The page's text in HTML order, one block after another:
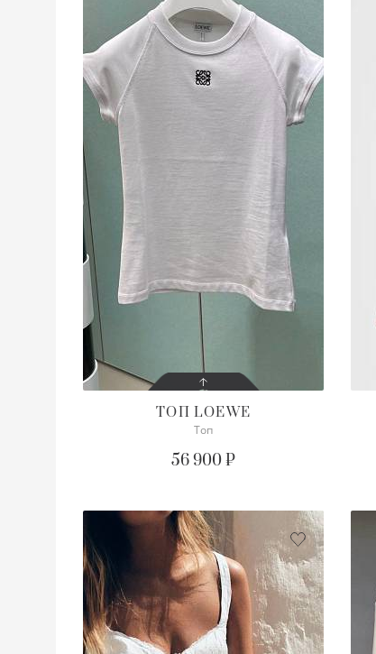
СОСТОЯНИЕ
С БИРКОЙ
нужного размера
ПОДРОБНЕЕ
ТОПLOEWE
Топ
56 900 ₽